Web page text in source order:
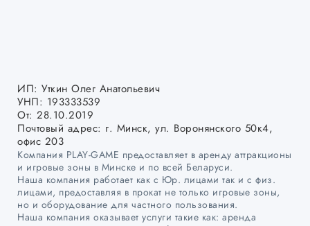
ИП: Уткин Олег Анатольевич
УНП: 193333539
От: 28.10.2019
Почтовый адрес: г. Минск, ул. Воронянского 50к4,
офис 203
Компания PLAY-GAME предоставляет в аренду аттракционы
и игровые зоны в Минске и по всей Беларуси.
Наша компания работает как с Юр. лицами так и с физ.
лицами, предоставляя в прокат не только игровые зоны,
но и оборудование для частного пользования.
Наша компания оказывает услуги такие как: аренда